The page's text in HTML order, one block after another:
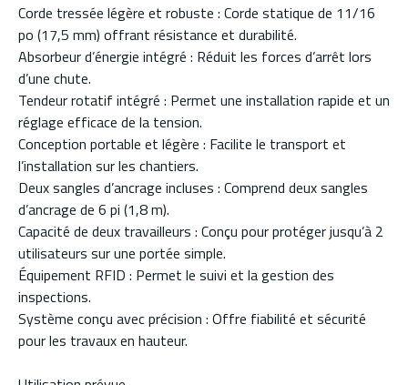
Corde tressée légère et robuste : Corde statique de 11/16
po (17,5 mm) offrant résistance et durabilité.
Absorbeur d’énergie intégré : Réduit les forces d’arrêt lors
d’une chute.
Tendeur rotatif intégré : Permet une installation rapide et un
réglage efficace de la tension.
Conception portable et légère : Facilite le transport et
l’installation sur les chantiers.
Deux sangles d’ancrage incluses : Comprend deux sangles
d’ancrage de 6 pi (1,8 m).
Capacité de deux travailleurs : Conçu pour protéger jusqu’à 2
utilisateurs sur une portée simple.
Équipement RFID : Permet le suivi et la gestion des
inspections.
Système conçu avec précision : Offre fiabilité et sécurité
pour les travaux en hauteur.